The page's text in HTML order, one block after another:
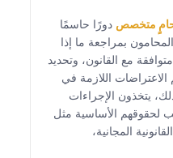
متخصص دورًا حاسمًا
بمراجعة ما إذا
مع القانون، وتحديد
الاعتراضات اللازمة في
يتخذون الإجراءات
لحقوقهم الأساسية مثل
المجانية،